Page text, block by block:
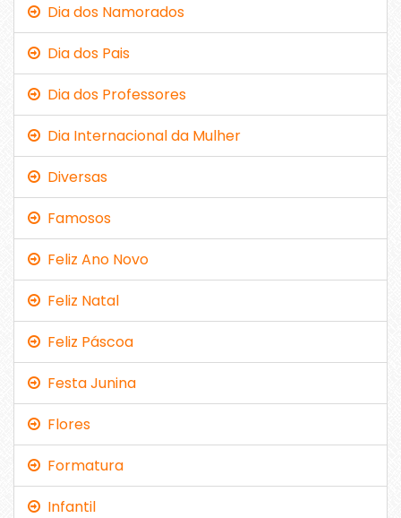
Dia dos Namorados
Dia dos Pais
Dia dos Professores
Dia Internacional da Mulher
Diversas
Famosos
Feliz Ano Novo
Feliz Natal
Feliz Páscoa
Festa Junina
Flores
Formatura
Infantil